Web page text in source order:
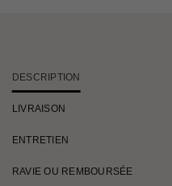
DESCRIPTION
LIVRAISON
ENTRETIEN
RAVIE OU REMBOURSÉE